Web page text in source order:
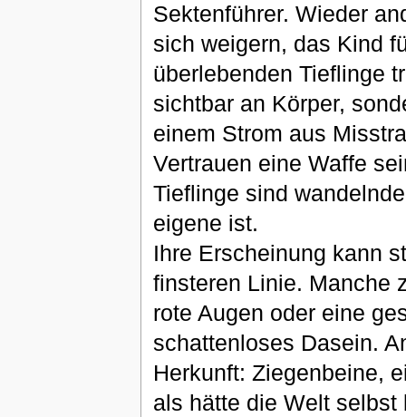
Sektenführer. Wieder
sich weigern, das Kind
überlebenden Tieflinge
sichtbar an Körper,
einem Strom aus
Vertrauen eine Waffe
Tieflinge sind
eigene ist.
Ihre Erscheinung kann
finsteren Linie. Manche
rote Augen oder eine
schattenloses Dasein.
Herkunft: Ziegenbeine,
als hätte die Welt